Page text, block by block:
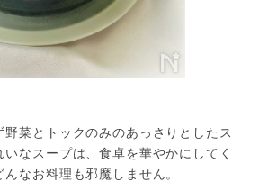
菜とトックのみのあっさりとしたス
なスープは、食卓を華やかにしてく
なお料理も邪魔しません。